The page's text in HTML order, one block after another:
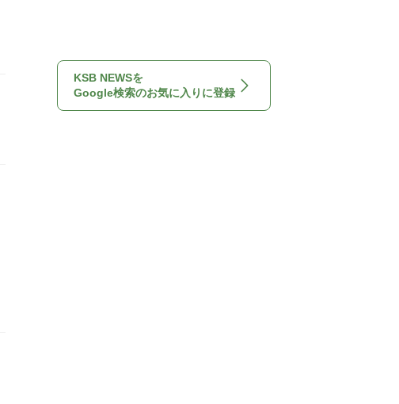
KSB NEWSを
Google検索のお気に入りに登録